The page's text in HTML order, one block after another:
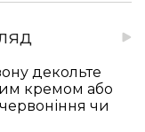
декольте
кремом або
чи